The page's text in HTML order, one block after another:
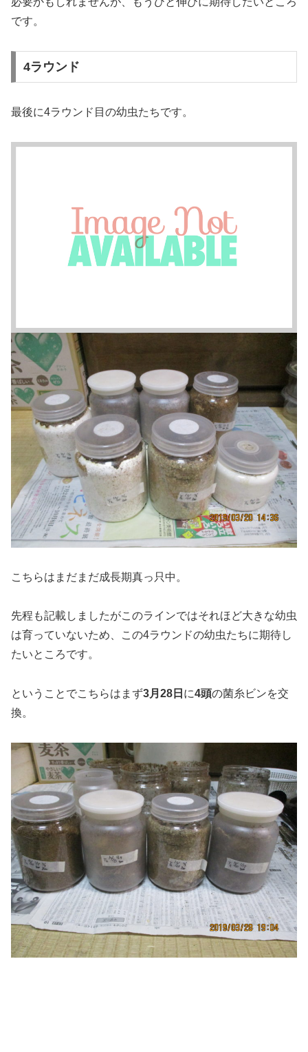
です。
4ラウンド
最後に4ラウンド目の幼虫たちです。
こちらはまだまだ成長期真っ只中。
先程も記載しましたがこのラインではそれほど大きな幼虫
は育っていないため、この4ラウンドの幼虫たちに期待し
たいところです。
ということでこちらはまず3月28日 に4頭の菌糸ビンを交
換。